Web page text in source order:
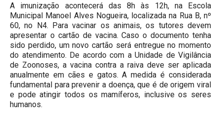
A imunização acontecerá das 8h às 12h, na Escola
Municipal Manoel Alves Nogueira, localizada na Rua B, nº
60, no N4. Para vacinar os animais, os tutores devem
apresentar o cartão de vacina. Caso o documento tenha
sido perdido, um novo cartão será entregue no momento
do atendimento. De acordo com a Unidade de Vigilância
de Zoonoses, a vacina contra a raiva deve ser aplicada
anualmente em cães e gatos. A medida é considerada
fundamental para prevenir a doença, que é de origem viral
e pode atingir todos os mamíferos, inclusive os seres
humanos.